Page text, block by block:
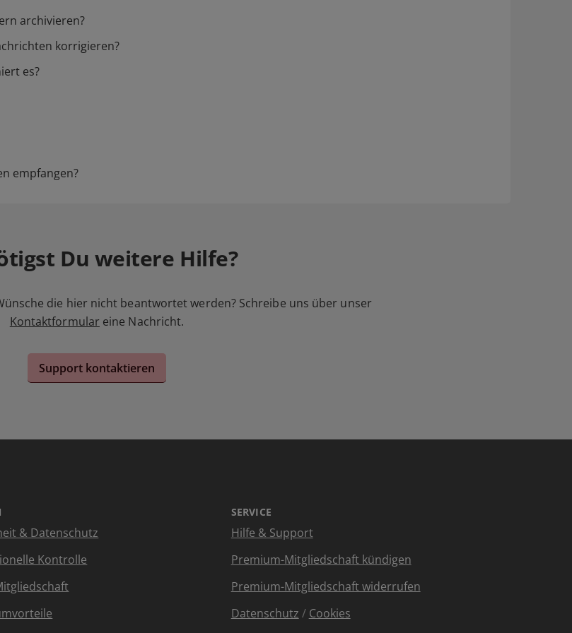
archivieren?
korrigieren?
es?
empfangen?
Du weitere Hilfe?
die hier nicht beantwortet werden? Schreibe uns über unser
Kontaktformular eine Nachricht.
Support kontaktieren
& Datenschutz
Kontrolle
SERVICE
Hilfe & Support
Premium-Mitgliedschaft kündigen
Premium-Mitgliedschaft widerrufen
Datenschutz / Cookies